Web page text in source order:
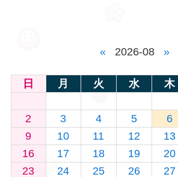
« 2026-08 »
日 月 火 水 木
2
3 4 5 6
9
10 11 12 13
16
17 18 19 20
23
24 25 26 27